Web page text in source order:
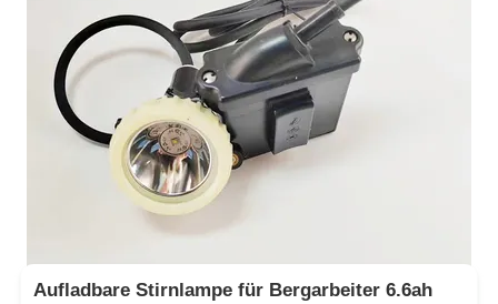
Aufladbare Stirnlampe für Bergarbeiter 6.6ah